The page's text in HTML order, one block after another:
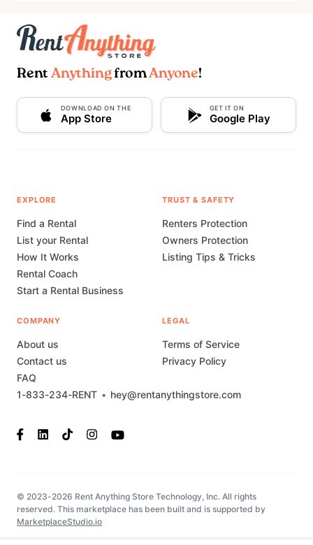
Rent AnythingfromAnyone!
DOWNLOAD ON THE
App Store
GET IT ON
Google Play
1-833-234-RENT • hey@rentanythingstore.com
EXPLORE
Find a Rental
List your Rental
How It Works
Rental Coach
Start a Rental Business
TRUST & SAFETY
Renters Protection
Owners Protection
Listing Tips & Tricks
COMPANY
About us
Contact us
FAQ
LEGAL
Terms of Service
Privacy Policy
© 2023-2026 Rent Anything Store Technology, Inc. All rights
reserved. This marketplace has been built and is supported by
MarketplaceStudio.io